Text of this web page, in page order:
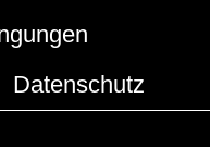
Datenschutz